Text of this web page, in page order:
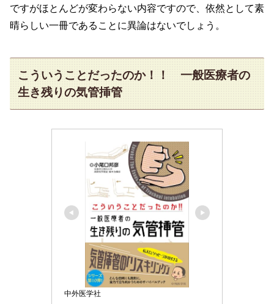
ですがほとんどが変わらない内容ですので、依然として素
晴らしい一冊であることに異論はないでしょう。
こういうことだったのか！！ 一般医療者の
生き残りの気管挿管
中外医学社